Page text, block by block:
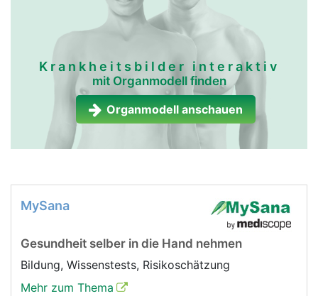
Krankheitsbilder interaktiv
mit Organmodell finden
Organmodell anschauen
MySana
Gesundheit selber in die Hand nehmen
Bildung, Wissenstests, Risikoschätzung
Mehr zum Thema